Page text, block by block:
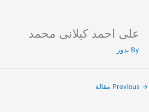
Skip
content
على احمد كيلانى محمد
By بدور
→